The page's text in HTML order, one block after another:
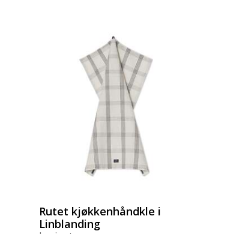
Rutet kjøkkenhåndkle i
Linblanding